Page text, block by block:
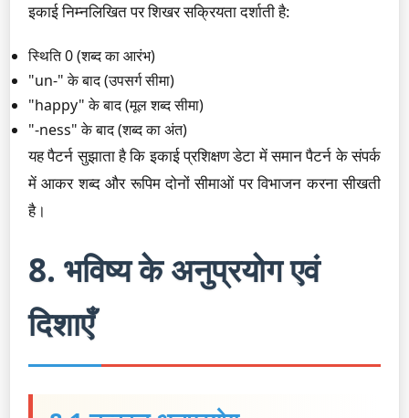
इकाई निम्नलिखित पर शिखर सक्रियता दर्शाती है:
स्थिति 0 (शब्द का आरंभ)
"un-" के बाद (उपसर्ग सीमा)
"happy" के बाद (मूल शब्द सीमा)
"-ness" के बाद (शब्द का अंत)
यह पैटर्न सुझाता है कि इकाई प्रशिक्षण डेटा में समान पैटर्न के संपर्क
में आकर शब्द और रूपिम दोनों सीमाओं पर विभाजन करना सीखती
है।
8. भविष्य के अनुप्रयोग एवं
दिशाएँ